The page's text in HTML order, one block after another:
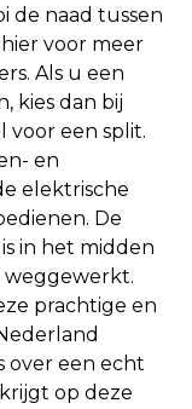
de naad tussen
voor meer
Als u een
kies dan bij
voor een split.
en
elektrische
De
in het midden
weggewerkt.
prachtige en
over een echt
op deze